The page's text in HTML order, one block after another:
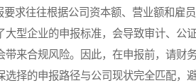
往往根据公司资本额、营业额和雇
大型企业的申报标准，会导致审计、公
带来合规风险。因此，在申报前，请财
选择的申报路径与公司现状完全匹配，